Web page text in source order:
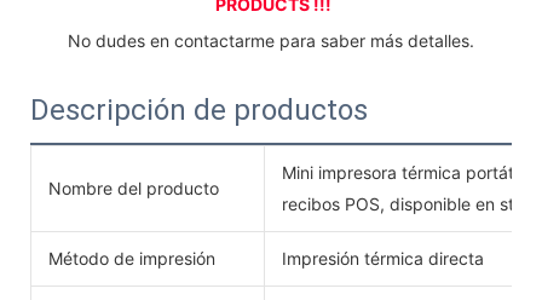
No dudes en contactarme para saber más detalles.
Descripción de productos
Nombre del producto
Mini impresora térmica portátil
recibos POS, disponible en
Método de impresión Impresión térmica directa